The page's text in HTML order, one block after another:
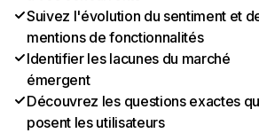
Suivez l'évolution du sentiment et
mentions de fonctionnalités
Identifier les lacunes du marché
émergent
Découvrez les questions exactes
posent les utilisateurs